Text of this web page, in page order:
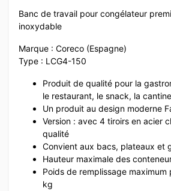
Banc de travail pour congélateur
inoxydable
Marque : Coreco (Espagne)
Type : LCG4-150
Produit de qualité pour la
le restaurant, le snack, la cantine
Un produit au design moderne
Version : avec 4 tiroirs en acier
qualité
Convient aux bacs, plateaux et
Hauteur maximale des
Poids de remplissage maximum
kg